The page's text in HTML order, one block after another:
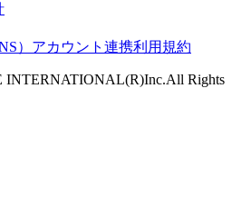
）アカウント連携利用規約
INTERNATIONAL(R)Inc.All Rights